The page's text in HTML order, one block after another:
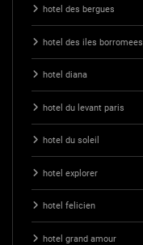
hotel des bergues
hotel des iles borromees
hotel diana
hotel du levant paris
hotel du soleil
hotel explorer
hotel felicien
hotel grand amour